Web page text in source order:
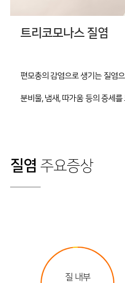
트리코모나스 질염
편모충의 감염으로 생기는 질염
분비물, 냄새, 따가움 등의 증세를
질염 주요증상
질 내부